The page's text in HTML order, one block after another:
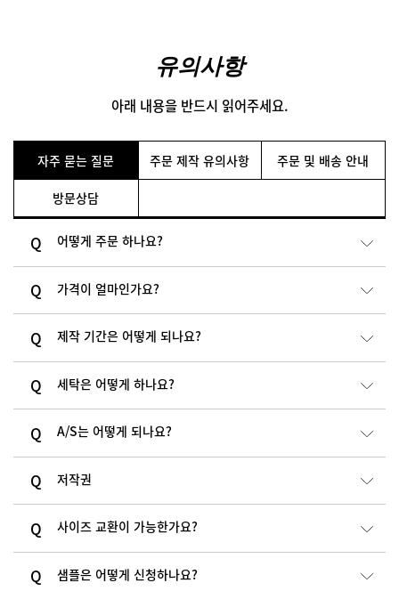
유의사항
아래 내용을 반드시 읽어주세요.
자주 묻는 질문 주문 제작 유의사항 주문 및 배송 안내
방문상담
어떻게 주문 하나요?
가격이 얼마인가요?
제작 기간은 어떻게 되나요?
세탁은 어떻게 하나요?
A/S는 어떻게 되나요?
저작권
사이즈 교환이 가능한가요?
샘플은 어떻게 신청하나요?